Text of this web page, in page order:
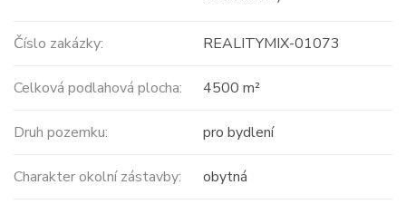
Číslo zakázky: REALITYMIX-01073
Celková podlahová plocha: 4500 m²
Druh pozemku: pro bydlení
Charakter okolní zástavby: obytná